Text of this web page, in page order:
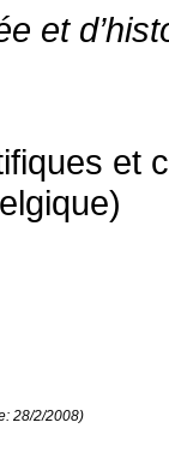
et
et
28/2/2008)